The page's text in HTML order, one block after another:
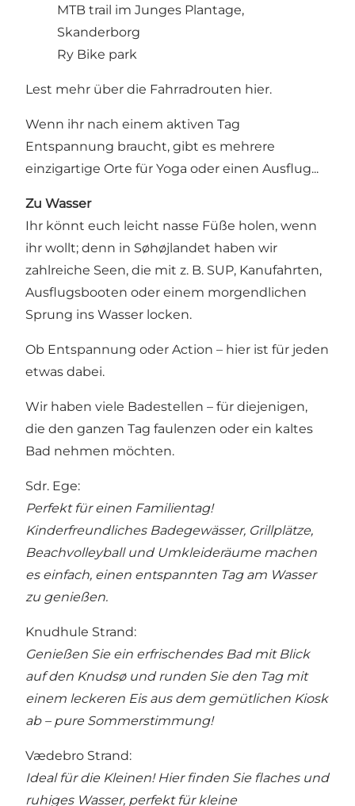
MTB trail im Junges Plantage,
Skanderborg
Ry Bike park
Lest mehr über die Fahrradrouten hier.
Wenn ihr nach einem aktiven Tag
Entspannung braucht, gibt es mehrere
einzigartige Orte für Yoga oder einen Ausflug...
Zu Wasser
Ihr könnt euch leicht nasse Füße holen, wenn
ihr wollt; denn in Søhøjlandet haben wir
zahlreiche Seen, die mit z. B. SUP, Kanufahrten,
Ausflugsbooten oder einem morgendlichen
Sprung ins Wasser locken.
Ob Entspannung oder Action – hier ist für jeden
etwas dabei.
Wir haben viele Badestellen – für diejenigen,
die den ganzen Tag faulenzen oder ein kaltes
Bad nehmen möchten.
Sdr. Ege:
Perfekt für einen Familientag!
Kinderfreundliches Badegewässer, Grillplätze,
Beachvolleyball und Umkleideräume machen
es einfach, einen entspannten Tag am Wasser
zu genießen.
Knudhule Strand:
Genießen Sie ein erfrischendes Bad mit Blick
auf den Knudsø und runden Sie den Tag mit
einem leckeren Eis aus dem gemütlichen Kiosk
ab – pure Sommerstimmung!
Vædebro Strand:
Ideal für die Kleinen! Hier finden Sie flaches und
ruhiges Wasser, perfekt für kleine